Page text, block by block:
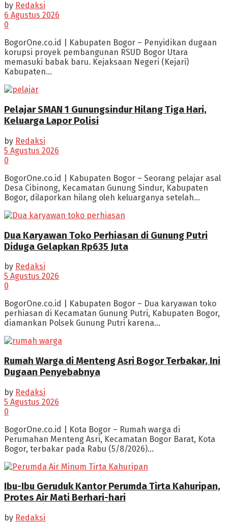
by Redaksi
6 Agustus 2026
0
BogorOne.co.id | Kabupaten Bogor – Penyidikan dugaan
korupsi proyek pembangunan RSUD Bogor Utara
memasuki babak baru. Kejaksaan Negeri (Kejari)
Kabupaten...
Pelajar SMAN 1 Gunungsindur Hilang Tiga Hari,
Keluarga Lapor Polisi
by Redaksi
5 Agustus 2026
0
BogorOne.co.id | Kabupaten Bogor – Seorang pelajar asal
Desa Cibinong, Kecamatan Gunung Sindur, Kabupaten
Bogor, dilaporkan hilang oleh keluarganya setelah...
Dua Karyawan Toko Perhiasan di Gunung Putri
Diduga Gelapkan Rp635 Juta
by Redaksi
5 Agustus 2026
0
BogorOne.co.id | Kabupaten Bogor – Dua karyawan toko
perhiasan di Kecamatan Gunung Putri, Kabupaten Bogor,
diamankan Polsek Gunung Putri karena...
Rumah Warga di Menteng Asri Bogor Terbakar, Ini
Dugaan Penyebabnya
by Redaksi
5 Agustus 2026
0
BogorOne.co.id | Kota Bogor – Rumah warga di
Perumahan Menteng Asri, Kecamatan Bogor Barat, Kota
Bogor, terbakar pada Rabu (5/8/2026)...
Ibu-Ibu Geruduk Kantor Perumda Tirta Kahuripan,
Protes Air Mati Berhari-hari
by Redaksi